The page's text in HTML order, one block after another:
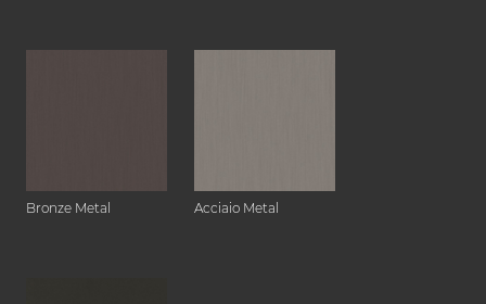
Bronze Metal Acciaio Metal